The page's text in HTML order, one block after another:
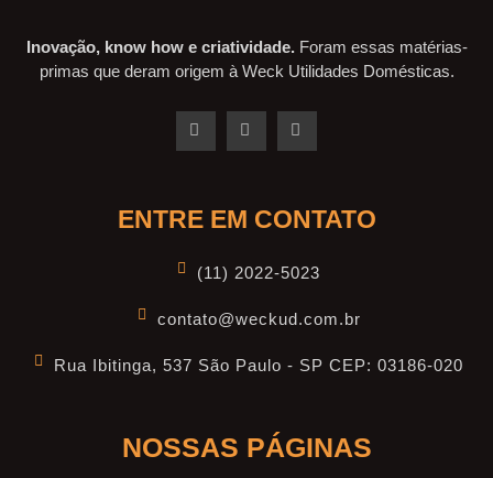
Inovação, know how e criatividade. Foram essas matérias-
primas que deram origem à Weck Utilidades Domésticas.
ENTRE EM CONTATO
(11) 2022-5023
contato@weckud.com.br
Rua Ibitinga, 537 São Paulo - SP CEP: 03186-020
NOSSAS PÁGINAS